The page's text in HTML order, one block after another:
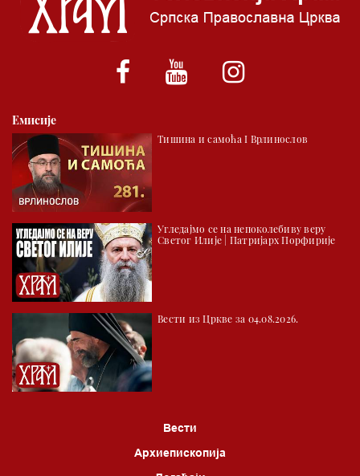
00.03 Црквена предавања и трибине
01.03 Српски јерарси
01.30 Хроника Архиепископије
02.30 Млади у Цркви
03.03 Палета културног наслеђа
04.00 Час историје
05.30 Храм културе
06.00 Црквена предавања и трибине
*најважније вести емитујемо на сваки пун сат
Емисије
Тишина и самоћа I Врлинослов
Угледајмо се на непоколебиву веру
Светог Илије | Патријарх Порфирије
Вести из Цркве за 04.08.2026.
Вести
Архиепископија